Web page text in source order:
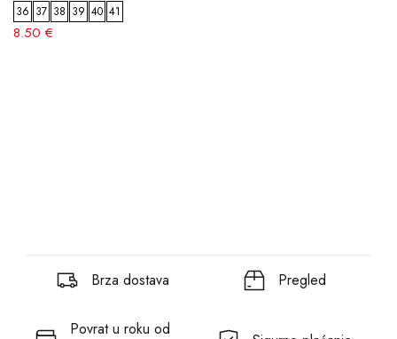
36 37 38 39 40 41
8.50 €
Brza dostava Pregled
Povrat u roku od